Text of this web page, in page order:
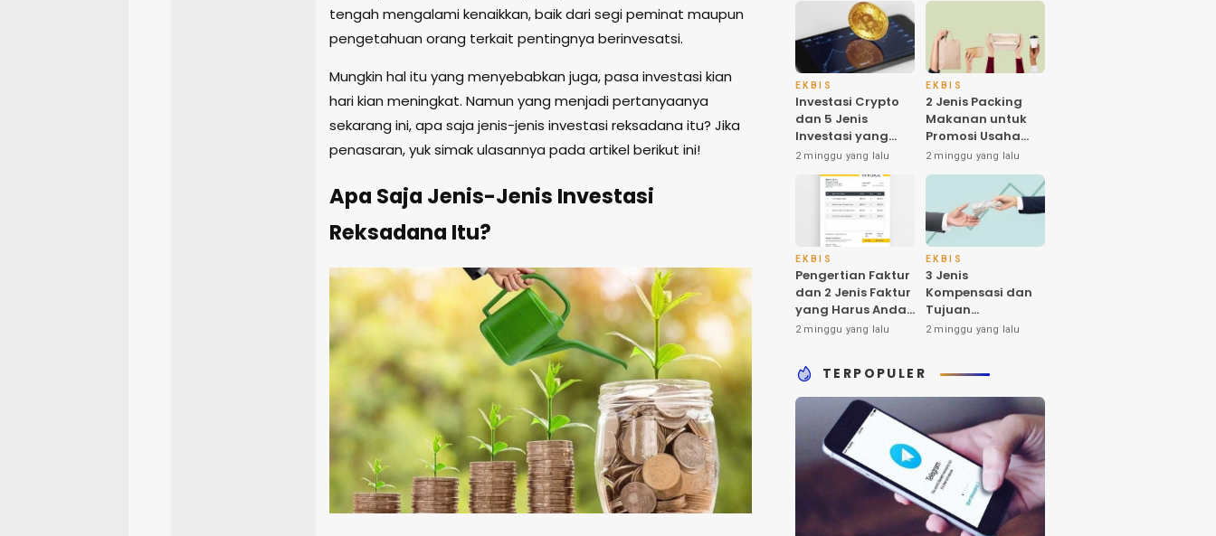
tengah mengalami kenaikkan, baik dari segi peminat maupun
pengetahuan orang terkait pentingnya berinvesatsi.
Mungkin hal itu yang menyebabkan juga, pasa investasi kian
hari kian meningkat. Namun yang menjadi pertanyaanya
sekarang ini, apa saja jenis-jenis investasi reksadana itu? Jika
penasaran, yuk simak ulasannya pada artikel berikut ini!
Apa Saja Jenis-Jenis Investasi
Reksadana Itu?
EKBIS
Investasi Crypto
dan 5 Jenis
Investasi yang
Banyak Diminati
oleh Investornya
di Indonesia
2 minggu yang lalu
EKBIS
2 Jenis Packing
Makanan untuk
Promosi Usaha
dan Higienitas
Produk
2 minggu yang lalu
EKBIS
Pengertian Faktur
dan 2 Jenis Faktur
yang Harus Anda
Ketahui
2 minggu yang lalu
EKBIS
3 Jenis
Kompensasi dan
Tujuan
Pemberiannya
2 minggu yang lalu
TERPOPULER